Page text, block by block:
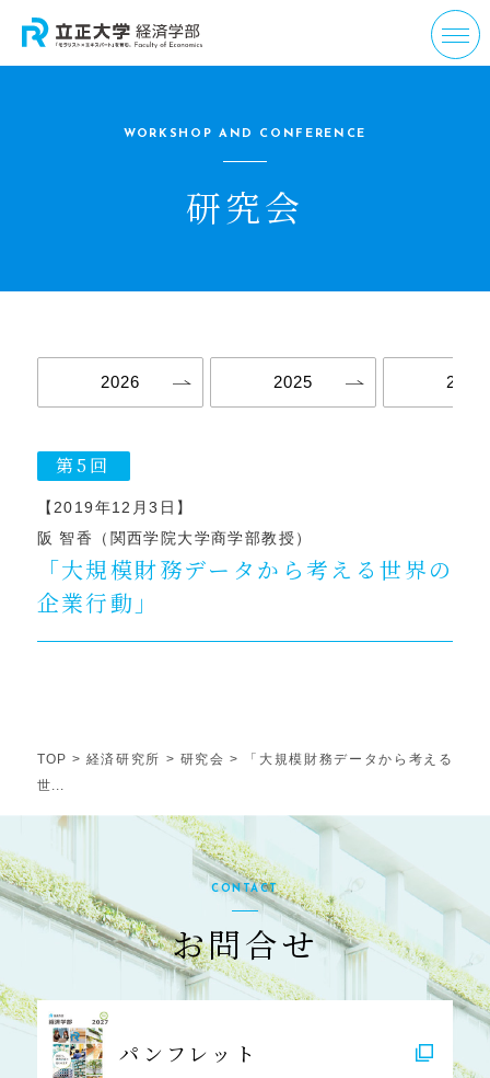
WORKSHOP AND CONFERENCE
研究会
2026 2025 2024
第5回
【2019年12月3日】
阪 智香（関西学院大学商学部教授）
「大規模財務データから考える世界の
企業行動」
TOP > 経済研究所 > 研究会 >
「大規模財務データから考える
世...
CONTACT
お問合せ
パンフレット